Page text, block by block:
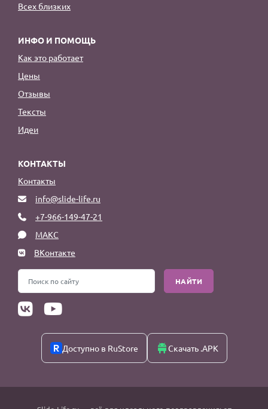
Всех близких
ИНФО И ПОМОЩЬ
Как это работает
Цены
Отзывы
Тексты
Идеи
КОНТАКТЫ
Контакты
info@slide-life.ru
+7-966-149-47-21
МАКС
ВКонтакте
НАЙТИ
Доступно в RuStore Скачать .APK